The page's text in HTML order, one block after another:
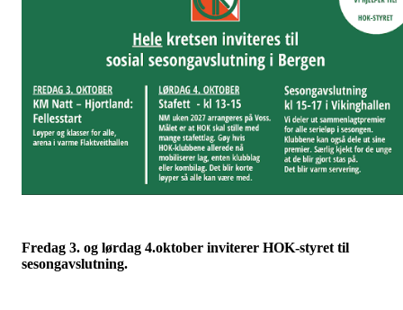
Fredag 3. og lørdag 4.oktober inviterer HOK-styret til
sesongavslutning.